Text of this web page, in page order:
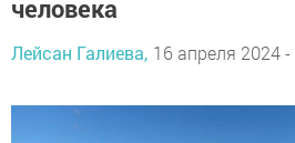
человека
Лейсан Галиева, 16 апреля 2024 -